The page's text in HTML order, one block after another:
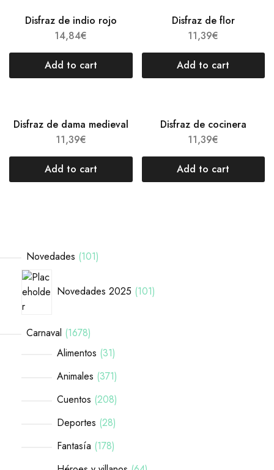
Disfraz de indio rojo
14,84€
Add to cart
Disfraz de flor
11,39€
Add to cart
Disfraz de dama medieval
11,39€
Add to cart
Disfraz de cocinera
11,39€
Add to cart
Novedades 101
Novedades 2025 101
Carnaval 1678
Alimentos 31
Animales 371
Cuentos 208
Deportes 28
Fantasía 178